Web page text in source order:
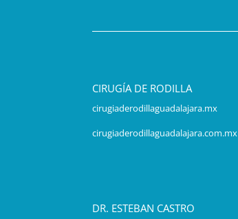
CIRUGÍA DE RODILLA
cirugiaderodillaguadalajara.mx
cirugiaderodillaguadalajara.com.mx
DR. ESTEBAN CASTRO